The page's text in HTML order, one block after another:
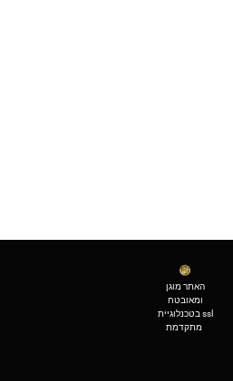
האתר מוגן
ומאובטח
בטכנלוגיית ssl